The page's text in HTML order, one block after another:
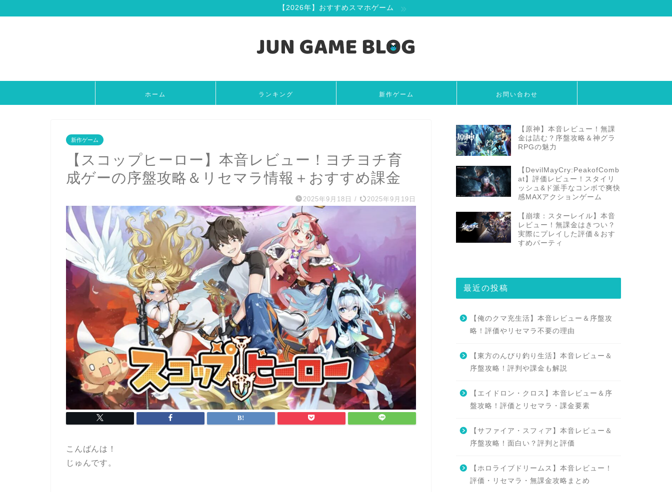
【2026年】おすすめスマホゲーム
ホーム ランキング 新作ゲーム お問い合わせ
新作ゲーム
【スコップヒーロー】本音レビュー！ヨチヨチ育
成ゲーの序盤攻略＆リセマラ情報＋おすすめ課金
2025年9月18日 / 2025年9月19日
こんばんは！
じゅんです。
【原神】本音レビュー！無課
金は詰む？序盤攻略＆神グラ
RPGの魅力
【DevilMayCry:PeakofComb
at】評価レビュー！スタイリ
ッシュ&ド派手なコンボで爽快
感MAXアクションゲーム
【崩壊：スターレイル】本音
レビュー！無課金はきつい？
実際にプレイした評価＆おす
すめパーティ
最近の投稿
【俺のクマ充生活】本音レビュー＆序盤攻
略！評価やリセマラ不要の理由
【東方のんびり釣り生活】本音レビュー＆
序盤攻略！評判や課金も解説
【エイドロン・クロス】本音レビュー＆序
盤攻略！評価とリセマラ・課金要素
【サファイア・スフィア】本音レビュー＆
序盤攻略！面白い？評判と評価
【ホロライブドリームス】本音レビュー！
評価・リセマラ・無課金攻略まとめ